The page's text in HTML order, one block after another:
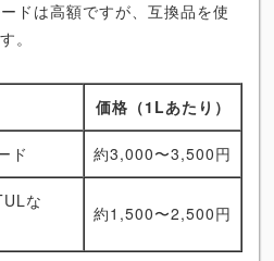
ドは高額ですが、互換品を使
。
価格（1Lあたり）
ド 約3,000〜3,500円
な
約1,500〜2,500円